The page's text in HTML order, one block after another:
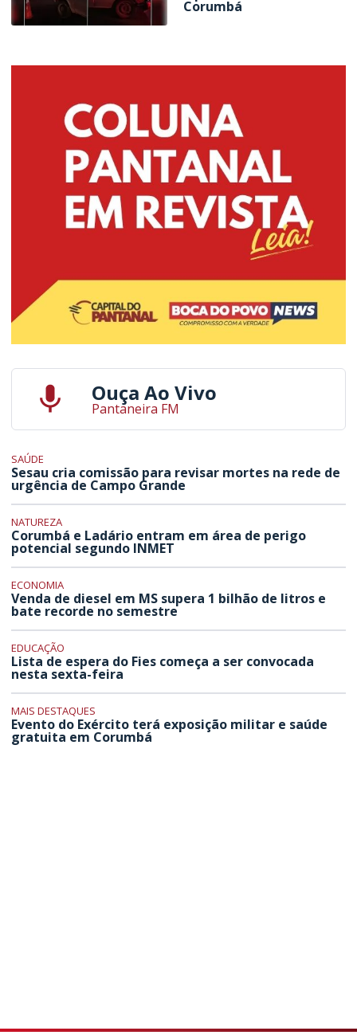
Corumbá
Ouça Ao Vivo
Pantaneira FM
SAÚDE
Sesau cria comissão para revisar mortes na rede de
urgência de Campo Grande
NATUREZA
Corumbá e Ladário entram em área de perigo
potencial segundo INMET
ECONOMIA
Venda de diesel em MS supera 1 bilhão de litros e
bate recorde no semestre
EDUCAÇÃO
Lista de espera do Fies começa a ser convocada
nesta sexta-feira
MAIS DESTAQUES
Evento do Exército terá exposição militar e saúde
gratuita em Corumbá